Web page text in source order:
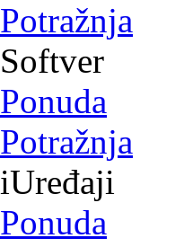
Potražnja
Softver
Ponuda
Potražnja
iUređaji
Ponuda